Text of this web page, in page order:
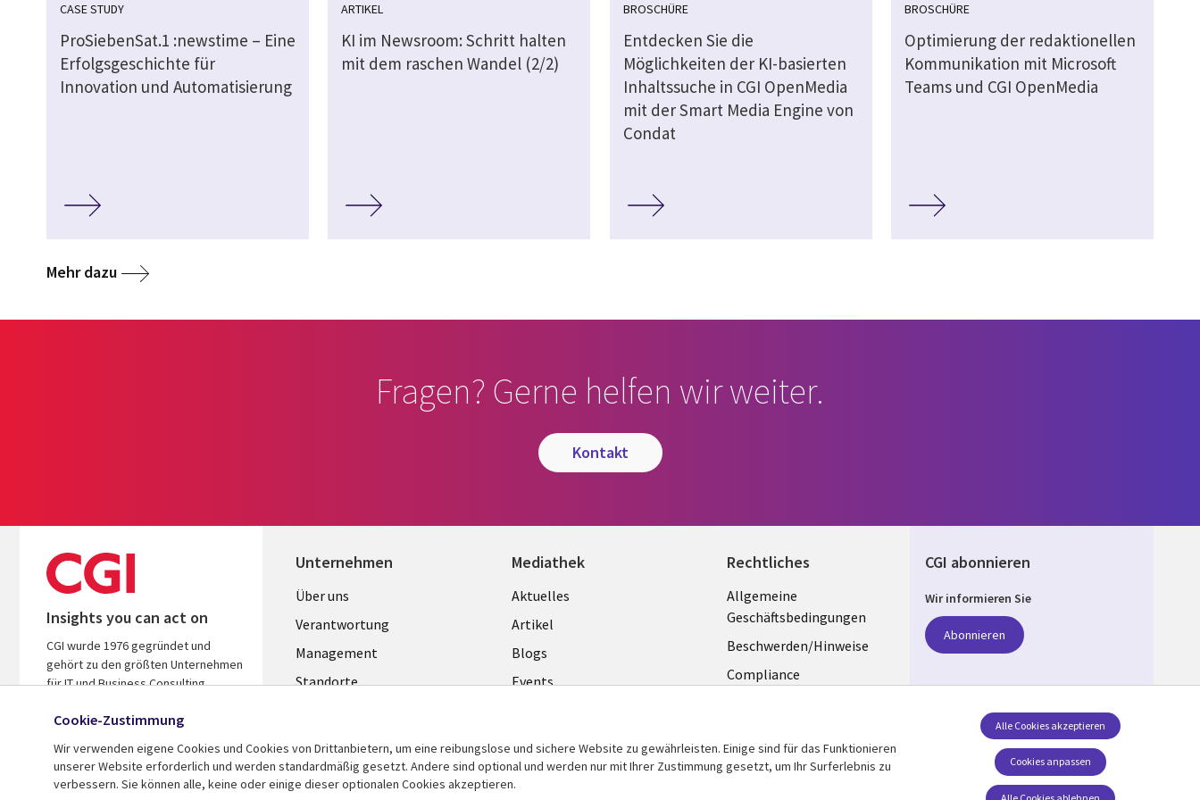
CASE STUDY
ProSiebenSat.1 :newstime – Eine
Erfolgsgeschichte für
Innovation und Automatisierung
ARTIKEL
KI im Newsroom: Schritt halten
mit dem raschen Wandel (2/2)
BROSCHÜRE
Entdecken Sie die
Möglichkeiten der KI-basierten
Inhaltssuche in CGI OpenMedia
mit der Smart Media Engine von
Condat
BROSCHÜRE
Optimierung der redaktionellen
Kommunikation mit Microsoft
Teams und CGI OpenMedia
Mehr dazu
Fragen? Gerne helfen wir weiter.
kontakt
Insights you can act on
CGI wurde 1976 gegründet und
gehört zu den größten Unternehmen
für IT und Business Consulting
handeln ergebnisorientiert und
Unternehmen
Useful
links
GERMANY
Über uns
Verantwortung
Management
Standorte
Mediathek
Library
Links
GERMANY
Aktuelles
Artikel
Blogs
Events
Standpunkt
Rechtliches
Legal
GERMANY
Allgemeine
Geschäftsbedingungen
Beschwerden/Hinweise
Compliance
Cookie-Einstellungen
CGI abonnieren
Wir informieren Sie
Abonnieren
Folgen Sie uns
Social Media GERMANY
Cookie-Zustimmung
Wir verwenden eigene Cookies und Cookies von Drittanbietern, um eine reibungslose und sichere Website zu gewährleisten. Einige sind für das Funktionieren
unserer Website erforderlich und werden standardmäßig gesetzt. Andere sind optional und werden nur mit Ihrer Zustimmung gesetzt, um Ihr Surferlebnis zu
verbessern. Sie können alle, keine oder einige dieser optionalen Cookies akzeptieren.
Cookies anpassen
Alle Cookies akzeptieren